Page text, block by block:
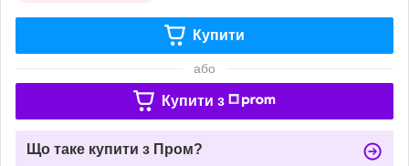
Купити
або
Купити з
Що таке купити з Пром?